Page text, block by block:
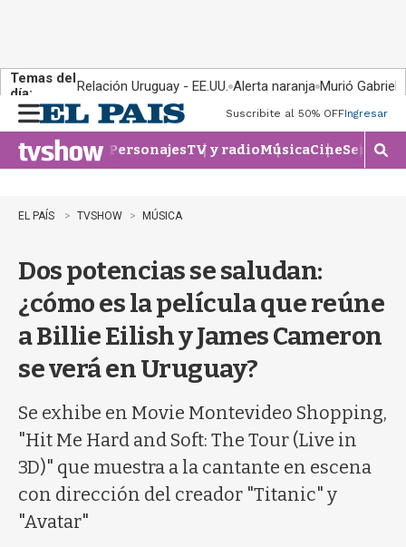
Temas del
día:
Relación Uruguay - EE.UU. Alerta naranja Murió Gabriel
n
u
Suscribite al 50% OFFIngresar
PersonajesTV y radioMúsicaCineSeries
M
o
�
q
a
EL PAÍS TVSHOW MÚSICA
Dos potencias se saludan:
¿cómo es la película que reúne
a Billie Eilish y James Cameron
se verá en Uruguay?
Se exhibe en Movie Montevideo Shopping,
"Hit Me Hard and Soft: The Tour (Live in
3D)" que muestra a la cantante en escena
con dirección del creador "Titanic" y
"Avatar"